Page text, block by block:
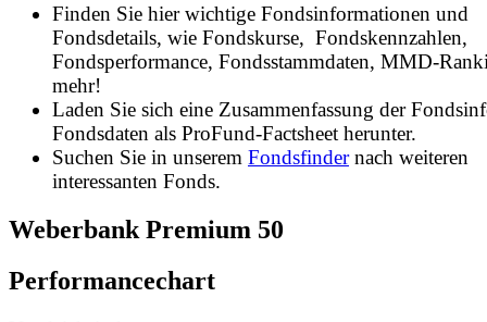
Finden Sie hier wichtige Fondsinformationen und
Fondsdetails, wie Fondskurse, Fondskennzahlen,
Fondsperformance, Fondsstammdaten, MMD-
mehr!
Laden Sie sich eine Zusammenfassung der
Fondsdaten als ProFund-Factsheet herunter.
Suchen Sie in unserem Fondsfindernach weiteren
interessanten Fonds.
Weberbank Premium 50
Performancechart